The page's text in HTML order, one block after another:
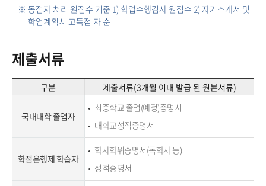
※ 동점자 처리 원점수 기준 1) 학업수행검사 원점수 2) 자기소개서 및
학업계획서 고득점 자 순
제출서류
구분 제출서류(3개월 이내 발급 된 원본서류)
국내대학 졸업자
최종학교 졸업(예정)증명서
대학교성적증명서
학점은행제 학습자
학사학위증명서(독학사 등)
성적증명서